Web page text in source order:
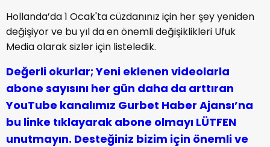
Hollanda’da 1 Ocak'ta cüzdanınız için her şey yeniden
değişiyor ve bu yıl da en önemli değişiklikleri Ufuk
Media olarak sizler için listeledik.
Değerli okurlar; Yeni eklenen videolarla
abone sayısını her gün daha da arttıran
YouTube kanalımız Gurbet Haber Ajansı’na
bu linke tıklayarak abone olmayı LÜTFEN
unutmayın. Desteğiniz bizim için önemli ve